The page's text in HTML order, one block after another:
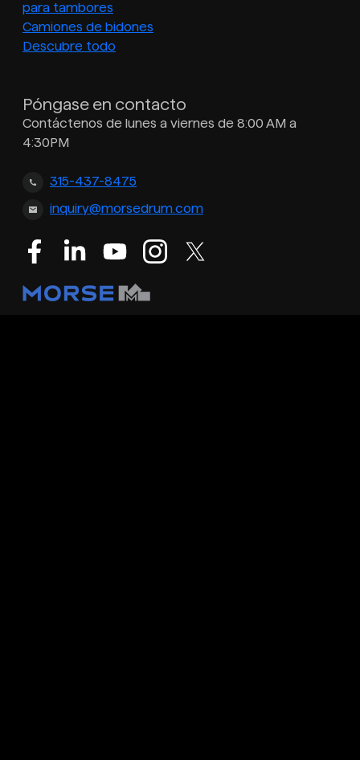
para tambores
Camiones de bidones
Descubre todo
Póngase en contacto
Contáctenos de lunes a viernes de 8:00 AM a
4:30PM
315-437-8475
inquiry@morsedrum.com